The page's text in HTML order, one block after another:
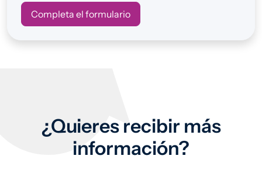
Completa el formulario
¿Quieres recibir más
información?